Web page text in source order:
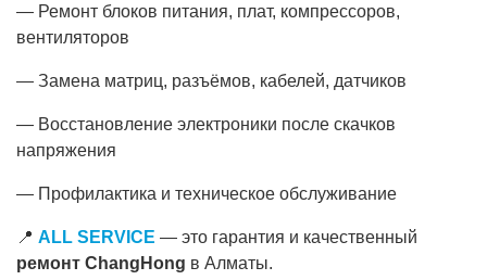
— Ремонт блоков питания, плат, компрессоров,
вентиляторов
— Замена матриц, разъёмов, кабелей, датчиков
— Восстановление электроники после скачков
напряжения
— Профилактика и техническое обслуживание
📍 ALL SERVICE — это гарантия и качественный
ремонт ChangHong в Алматы.